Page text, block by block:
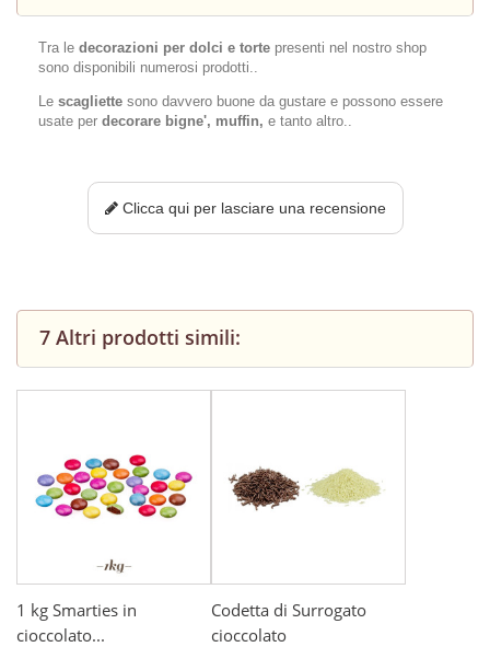
Tra le decorazioni per dolci e torte presenti nel nostro shop
sono disponibili numerosi prodotti..
Le scagliette sono davvero buone da gustare e possono essere
usate per decorare bigne', muffin, e tanto altro..
Clicca qui per lasciare una recensione
7 Altri prodotti simili:
1 kg Smarties in
cioccolato...
Codetta di Surrogato
cioccolato